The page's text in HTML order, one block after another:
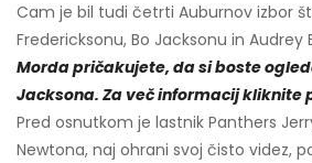
Cam je bil tudi četrti Auburnov izbor
Fredericksonu, Bo Jacksonu in Audrey
Morda pričakujete, da si boste
Jacksona. Za več informacij kliknite
Pred osnutkom je lastnik Panthers
Newtona, naj ohrani svoj čisto videz,